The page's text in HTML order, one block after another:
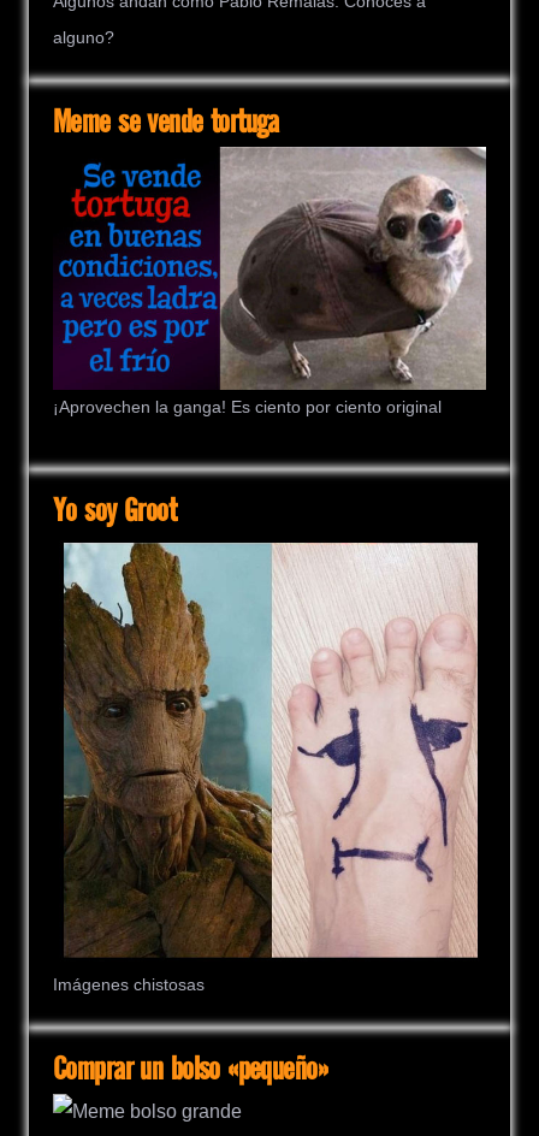
alguno?
Meme se vende tortuga
¡Aprovechen la ganga! Es ciento por ciento original
Yo soy Groot
Imágenes chistosas
Comprar un bolso «pequeño»